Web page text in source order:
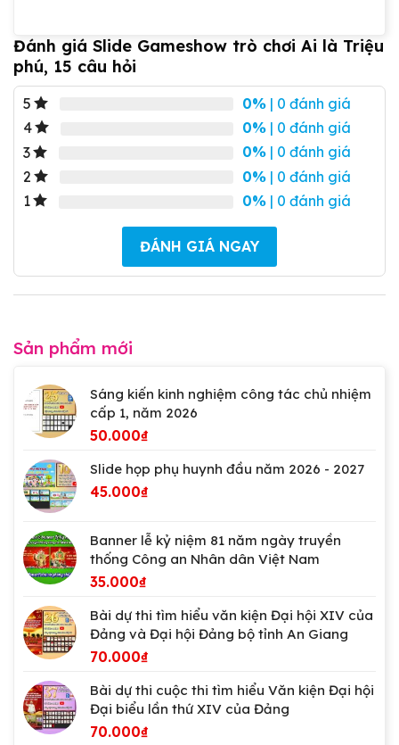
Đánh giá Slide Gameshow trò chơi Ai là Triệu
phú, 15 câu hỏi
5 0% | 0 đánh giá
4
0% | 0 đánh giá
3
0% | 0 đánh giá
2
0% | 0 đánh giá
1
0% | 0 đánh giá
ĐÁNH GIÁ NGAY
Sản phẩm mới
Sáng kiến kinh nghiệm công tác chủ nhiệm
cấp 1, năm 2026
50.000₫
Slide họp phụ huynh đầu năm 2026 - 2027
45.000₫
Banner lễ kỷ niệm 81 năm ngày truyền
thống Công an Nhân dân Việt Nam
35.000₫
Bài dự thi tìm hiểu văn kiện Đại hội XIV của
Đảng và Đại hội Đảng bộ tỉnh An Giang
70.000₫
Bài dự thi cuộc thi tìm hiểu Văn kiện Đại hội
Đại biểu lần thứ XIV của Đảng
70.000₫